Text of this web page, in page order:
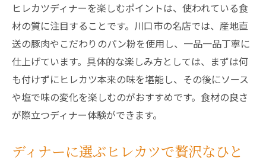
を満喫
ヒレカツが主役の夕食で家族も大満足の理
由
ディナーで楽しむワンランク上のヒレカツ
体験
柔らかヒレカツが夕食時間を特別にする秘
訣
家族や友人と楽しむヒレカツディナーの魅力
ヒレカツディナーを楽しむポイントは、使われている食
材の質に注目することです。川口市の名店では、産地直
送の豚肉やこだわりのパン粉を使用し、一品一品丁寧に
仕上げています。具体的な楽しみ方としては、まずは何
も付けずにヒレカツ本来の味を堪能し、その後にソース
や塩で味の変化を楽しむのがおすすめです。食材の良さ
が際立つディナー体験ができます。
ディナーに選ぶヒレカツで贅沢なひと